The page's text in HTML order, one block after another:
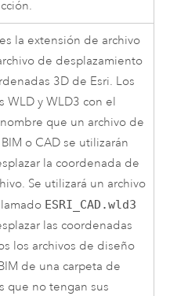
es la extensión de archivo
de desplazamiento
3D de Esri. Los
WLD y WLD3 con el
que un archivo de
o CAD se utilizarán
la coordenada de
Se utilizará un archivo
ESRI_CAD.wld3
las coordenadas
los archivos de diseño
de una carpeta de
que no tengan sus